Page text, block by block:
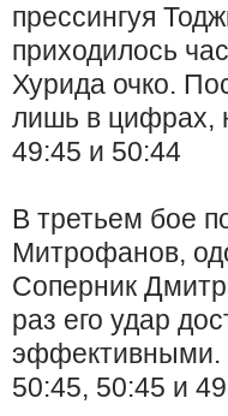
прессингуя
приходилось
Хурида очко.
лишь в цифрах,
49:45 и 50:44
В третьем бое
Митрофанов,
Соперник
раз его удар
эффективными.
50:45, 50:45 и